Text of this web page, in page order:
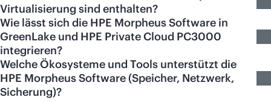
Virtualisierung sind enthalten?
Wie lässt sich die HPE Morpheus Software in
GreenLake und HPE Private Cloud PC3000
integrieren?
Welche Ökosysteme und Tools unterstützt die
HPE Morpheus Software (Speicher, Netzwerk,
Sicherung)?